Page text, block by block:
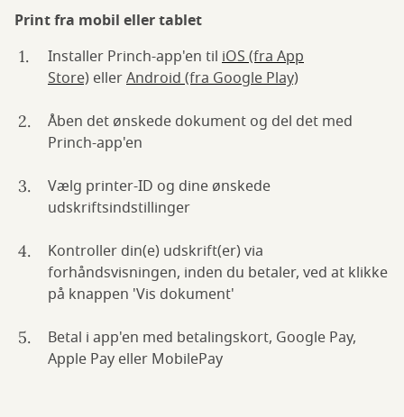
Print fra mobil eller tablet
Installer Princh-app'en til iOS (fra App
Store) ellerAndroid (fra Google Play)
Åben det ønskede dokument og del det med
Princh-app'en
Vælg printer-ID og dine ønskede
udskriftsindstillinger
Kontroller din(e) udskrift(er) via
forhåndsvisningen, inden du betaler, ved at klikke
på knappen 'Vis dokument'
Betal i app'en med betalingskort, Google Pay,
Apple Pay eller MobilePay